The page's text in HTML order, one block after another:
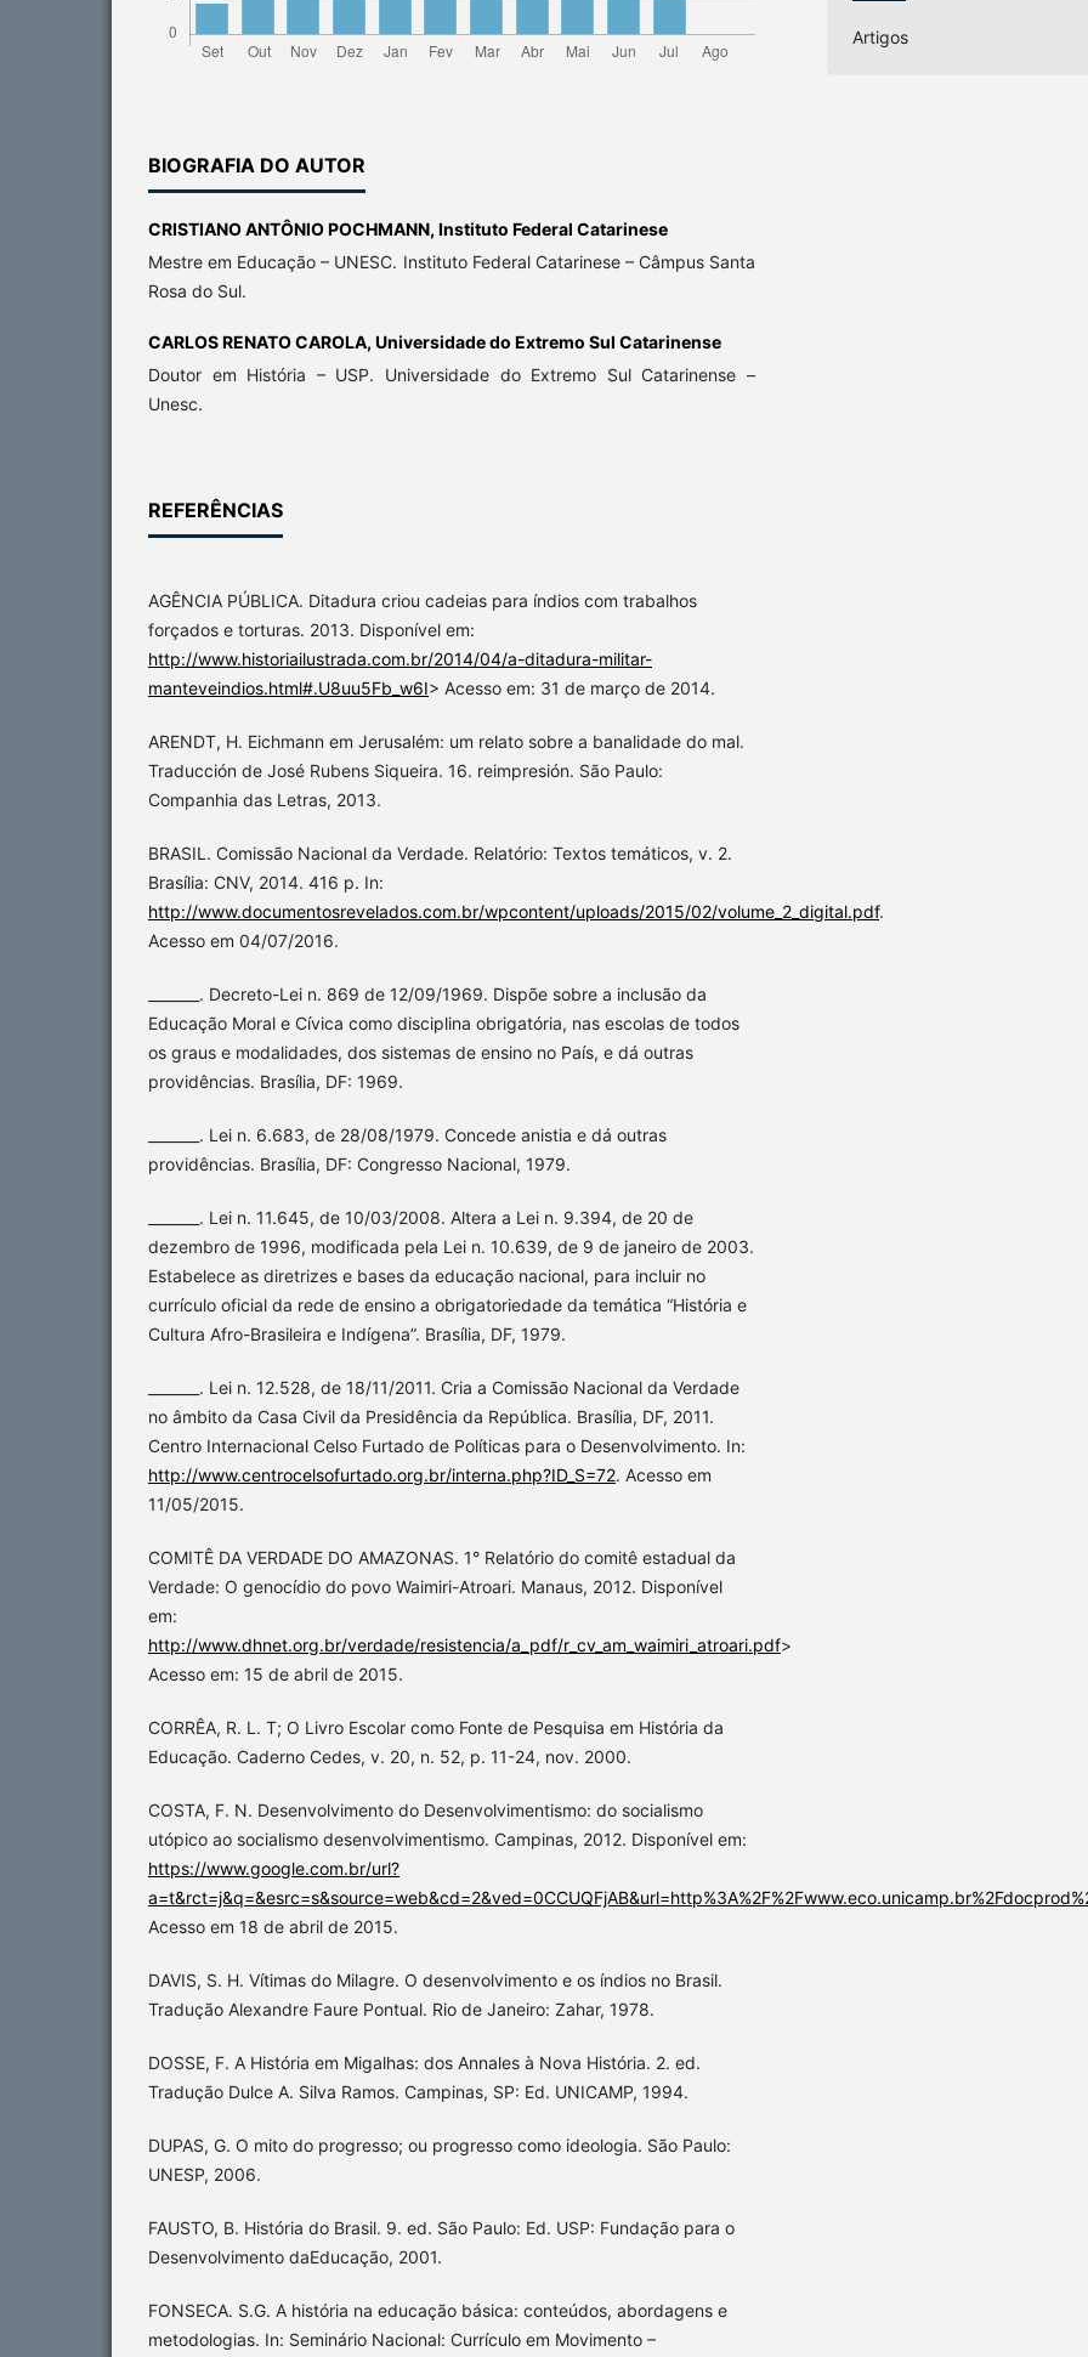
BIOGRAFIA DO AUTOR
CRISTIANO ANTÔNIO POCHMANN, Instituto Federal Catarinese
Mestre em Educação – UNESC. Instituto Federal Catarinese – Câmpus Santa
Rosa do Sul.
CARLOS RENATO CAROLA, Universidade do Extremo Sul Catarinense
Doutor em História – USP. Universidade do Extremo Sul Catarinense –
Unesc.
REFERÊNCIAS
AGÊNCIA PÚBLICA. Ditadura criou cadeias para índios com trabalhos
forçados e torturas. 2013. Disponível em:
http://www.historiailustrada.com.br/2014/04/a-ditadura-militar-
manteveindios.html#.U8uu5Fb_w6I> Acesso em: 31 de março de 2014.
ARENDT, H. Eichmann em Jerusalém: um relato sobre a banalidade do mal.
Traducción de José Rubens Siqueira. 16. reimpresión. São Paulo:
Companhia das Letras, 2013.
BRASIL. Comissão Nacional da Verdade. Relatório: Textos temáticos, v. 2.
Brasília: CNV, 2014. 416 p. In:
http://www.documentosrevelados.com.br/wpcontent/uploads/2015/02/volume_2_digital.pdf.
Acesso em 04/07/2016.
_______. Decreto-Lei n. 869 de 12/09/1969. Dispõe sobre a inclusão da
Educação Moral e Cívica como disciplina obrigatória, nas escolas de todos
os graus e modalidades, dos sistemas de ensino no País, e dá outras
providências. Brasília, DF: 1969.
_______. Lei n. 6.683, de 28/08/1979. Concede anistia e dá outras
providências. Brasília, DF: Congresso Nacional, 1979.
_______. Lei n. 11.645, de 10/03/2008. Altera a Lei n. 9.394, de 20 de
dezembro de 1996, modificada pela Lei n. 10.639, de 9 de janeiro de 2003.
Estabelece as diretrizes e bases da educação nacional, para incluir no
currículo oficial da rede de ensino a obrigatoriedade da temática “História e
Cultura Afro-Brasileira e Indígena”. Brasília, DF, 1979.
_______. Lei n. 12.528, de 18/11/2011. Cria a Comissão Nacional da Verdade
no âmbito da Casa Civil da Presidência da República. Brasília, DF, 2011.
Centro Internacional Celso Furtado de Políticas para o Desenvolvimento. In:
http://www.centrocelsofurtado.org.br/interna.php?ID_S=72. Acesso em
11/05/2015.
COMITÊ DA VERDADE DO AMAZONAS. 1° Relatório do comitê estadual da
Verdade: O genocídio do povo Waimiri-Atroari. Manaus, 2012. Disponível
em:
http://www.dhnet.org.br/verdade/resistencia/a_pdf/r_cv_am_waimiri_atroari.pdf>
Acesso em: 15 de abril de 2015.
CORRÊA, R. L. T; O Livro Escolar como Fonte de Pesquisa em História da
Educação. Caderno Cedes, v. 20, n. 52, p. 11-24, nov. 2000.
COSTA, F. N. Desenvolvimento do Desenvolvimentismo: do socialismo
utópico ao socialismo desenvolvimentismo. Campinas, 2012. Disponível em:
https://www.google.com.br/url?
Acesso em 18 de abril de 2015.
DAVIS, S. H. Vítimas do Milagre. O desenvolvimento e os índios no Brasil.
Tradução Alexandre Faure Pontual. Rio de Janeiro: Zahar, 1978.
DOSSE, F. A História em Migalhas: dos Annales à Nova História. 2. ed.
Tradução Dulce A. Silva Ramos. Campinas, SP: Ed. UNICAMP, 1994.
DUPAS, G. O mito do progresso; ou progresso como ideologia. São Paulo:
UNESP, 2006.
FAUSTO, B. História do Brasil. 9. ed. São Paulo: Ed. USP: Fundação para o
Desenvolvimento daEducação, 2001.
FONSECA. S.G. A história na educação básica: conteúdos, abordagens e
metodologias. In: Seminário Nacional: Currículo em Movimento –
Artigos